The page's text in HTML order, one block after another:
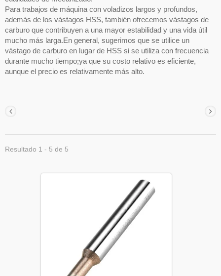
Para trabajos de máquina con voladizos largos y profundos,
además de los vástagos HSS, también ofrecemos vástagos de
carburo que contribuyen a una mayor estabilidad y una vida útil
mucho más larga.En general, sugerimos que se utilice un
vástago de carburo en lugar de HSS si se utiliza con frecuencia
durante mucho tiempo;ya que su costo relativo es eficiente,
aunque el precio es relativamente más alto.
Resultado 1 - 5 de 5